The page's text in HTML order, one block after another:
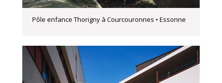
Pôle enfance Thorigny à Courcouronnes • Essonne